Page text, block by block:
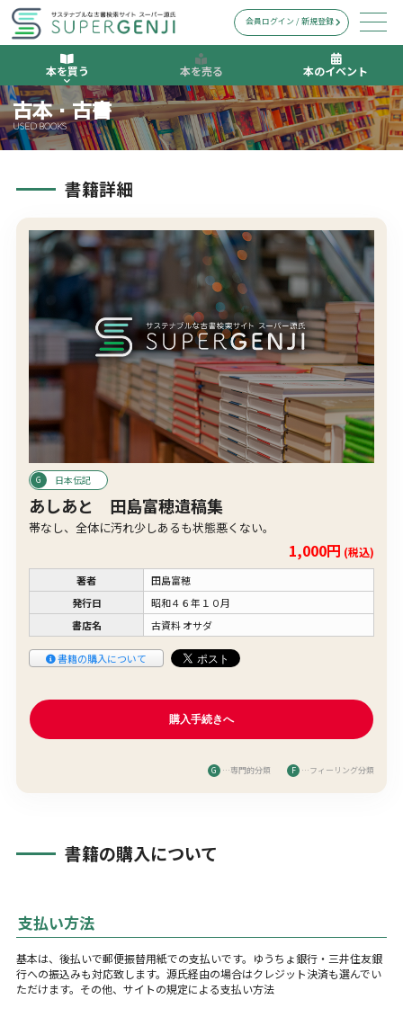
本を買う 本を売る 本のイベント
会員ログイン / 新規登録
古本・古書
USED BOOKS
書籍詳細
日本伝記
あしあと 田島富穂遺稿集
帯なし、全体に汚れ少しあるも状態悪くない。
1,000円 (税込)
著者
田島富穂
発行日
昭和４６年１０月
書店名
古資料 オサダ
書籍の購入について
G …専門的分類 F …フィーリング分類
書籍の購入について
支払い方法
基本は、後払いで郵便振替用紙での支払いです。ゆうちょ銀行・三井住友銀
行への振込みも対応致します。源氏経由の場合はクレジット決済も選んでい
ただけます。その他、サイトの規定による支払い方法